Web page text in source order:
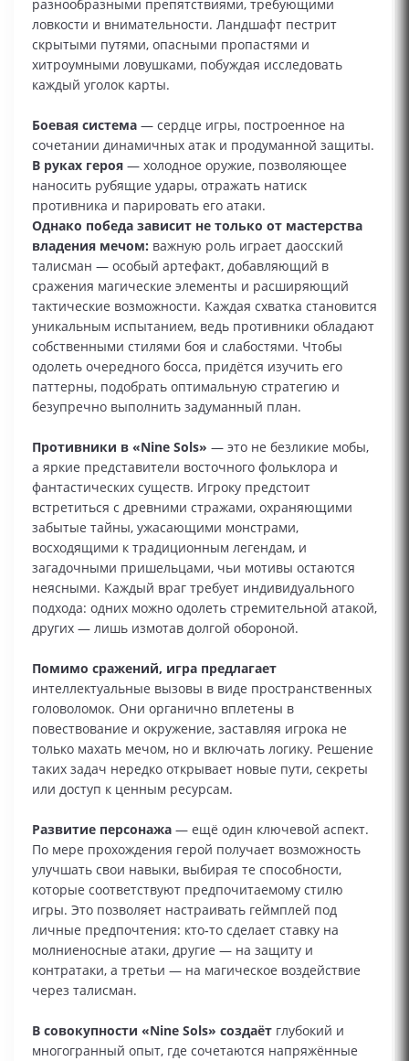
разнообразными препятствиями, требующими
ловкости и внимательности. Ландшафт пестрит
скрытыми путями, опасными пропастями и
хитроумными ловушками, побуждая исследовать
каждый уголок карты.
Боевая система — сердце игры, построенное на
сочетании динамичных атак и продуманной защиты.
В руках героя — холодное оружие, позволяющее
наносить рубящие удары, отражать натиск
противника и парировать его атаки.
Однако победа зависит не только от мастерства
владения мечом: важную роль играет даосский
талисман — особый артефакт, добавляющий в
сражения магические элементы и расширяющий
тактические возможности. Каждая схватка становится
уникальным испытанием, ведь противники обладают
собственными стилями боя и слабостями. Чтобы
одолеть очередного босса, придётся изучить его
паттерны, подобрать оптимальную стратегию и
безупречно выполнить задуманный план.
Противники в «Nine Sols» — это не безликие мобы,
а яркие представители восточного фольклора и
фантастических существ. Игроку предстоит
встретиться с древними стражами, охраняющими
забытые тайны, ужасающими монстрами,
восходящими к традиционным легендам, и
загадочными пришельцами, чьи мотивы остаются
неясными. Каждый враг требует индивидуального
подхода: одних можно одолеть стремительной атакой,
других — лишь измотав долгой обороной.
Помимо сражений, игра предлагает
интеллектуальные вызовы в виде пространственных
головоломок. Они органично вплетены в
повествование и окружение, заставляя игрока не
только махать мечом, но и включать логику. Решение
таких задач нередко открывает новые пути, секреты
или доступ к ценным ресурсам.
Развитие персонажа — ещё один ключевой аспект.
По мере прохождения герой получает возможность
улучшать свои навыки, выбирая те способности,
которые соответствуют предпочитаемому стилю
игры. Это позволяет настраивать геймплей под
личные предпочтения: кто‑то сделает ставку на
молниеносные атаки, другие — на защиту и
контратаки, а третьи — на магическое воздействие
через талисман.
В совокупности «Nine Sols» создаёт глубокий и
многогранный опыт, где сочетаются напряжённые